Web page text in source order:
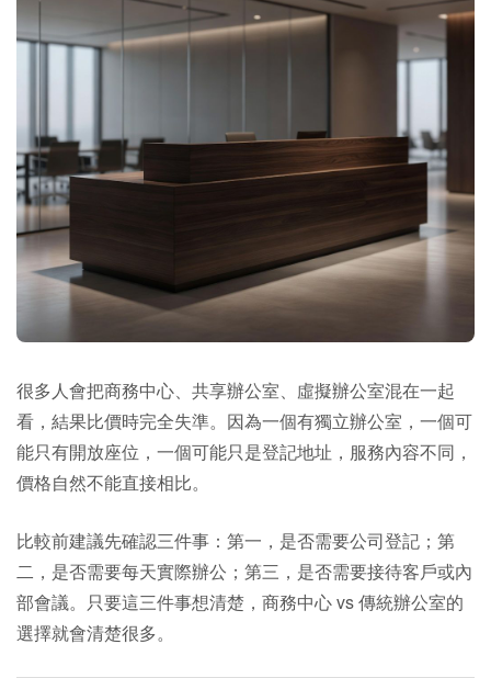
很多人會把商務中心、共享辦公室、虛擬辦公室混在一起
看，結果比價時完全失準。因為一個有獨立辦公室，一個可
能只有開放座位，一個可能只是登記地址，服務內容不同，
價格自然不能直接相比。
比較前建議先確認三件事：第一，是否需要公司登記；第
二，是否需要每天實際辦公；第三，是否需要接待客戶或內
部會議。只要這三件事想清楚，商務中心 vs 傳統辦公室的
選擇就會清楚很多。